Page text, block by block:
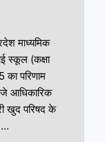
माध्यमिक
स्कूल (कक्षा
का परिणाम
आधिकारिक
खुद परिषद के